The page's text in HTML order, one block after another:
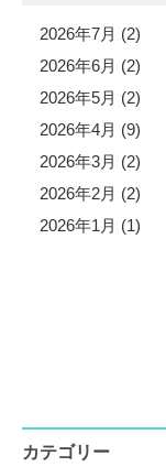
2026年7月 (2)
2026年6月 (2)
2026年5月 (2)
2026年4月 (9)
2026年3月 (2)
2026年2月 (2)
2026年1月 (1)
カテゴリー